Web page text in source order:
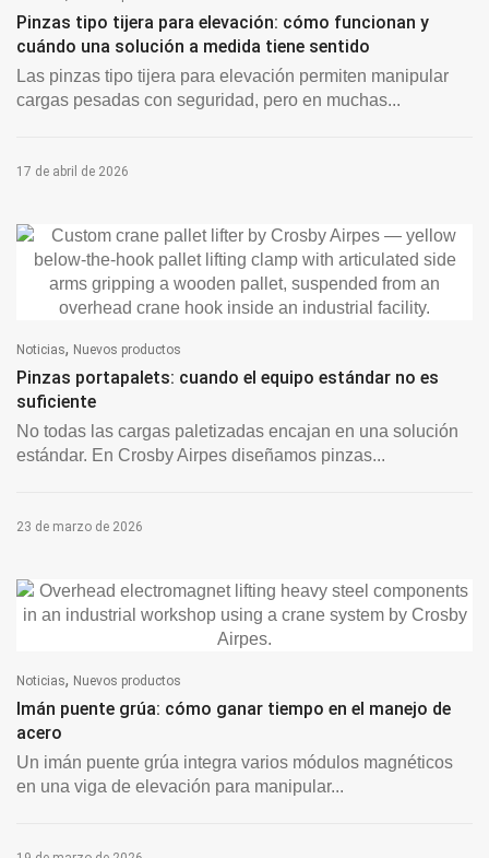
Pinzas tipo tijera para elevación: cómo funcionan y
cuándo una solución a medida tiene sentido
Las pinzas tipo tijera para elevación permiten manipular
cargas pesadas con seguridad, pero en muchas...
17 de abril de 2026
Noticias, Nuevos productos
Pinzas portapalets: cuando el equipo estándar no es
suficiente
No todas las cargas paletizadas encajan en una solución
estándar. En Crosby Airpes diseñamos pinzas...
23 de marzo de 2026
Noticias, Nuevos productos
Imán puente grúa: cómo ganar tiempo en el manejo de
acero
Un imán puente grúa integra varios módulos magnéticos
en una viga de elevación para manipular...